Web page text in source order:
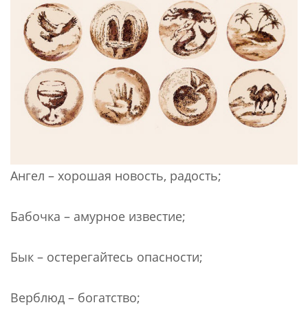
Ангел – хорошая новость, радость;
Бабочка – амурное известие;
Бык – остерегайтесь опасности;
Верблюд – богатство;